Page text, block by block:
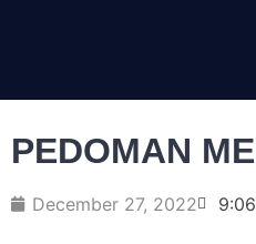
PEDOMAN
December 27, 2022